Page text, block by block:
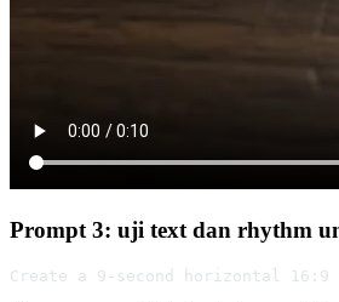
Prompt 3: uji text dan rhythm
Create a 9-second horizontal